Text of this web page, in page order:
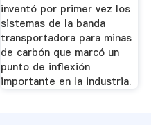
inventó por primer vez los
sistemas de la banda
transportadora para minas
de carbón que marcó un
punto de inflexión
importante en la industria.